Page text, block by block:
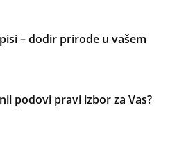
– dodir prirode u vašem
podovi pravi izbor za Vas?